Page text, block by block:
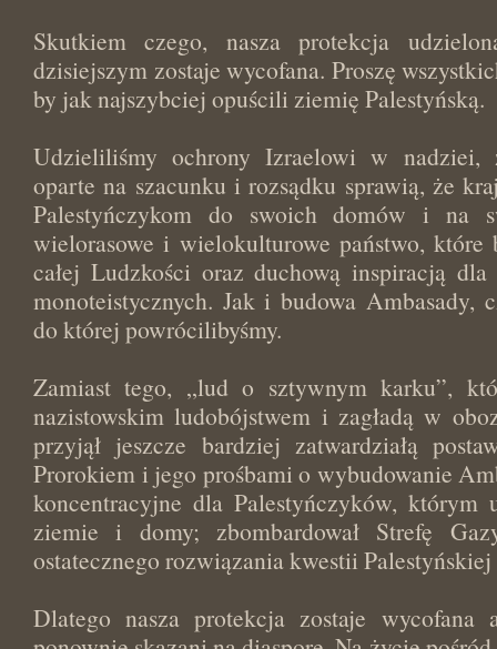
Skutkiem czego, nasza protekcja
dzisiejszym zostaje wycofana. Proszę
by jak najszybciej opuścili ziemię Palestyńską.
Udzieliliśmy ochrony Izraelowi w nadziei,
oparte na szacunku i rozsądku sprawią, że
Palestyńczykom do swoich domów i na
wielorasowe i wielokulturowe państwo, które
całej Ludzkości oraz duchową inspiracją
monoteistycznych. Jak i budowa Ambasady,
do której powrócilibyśmy.
Zamiast tego, „lud o sztywnym karku”,
nazistowskim ludobójstwem i zagładą w
przyjął jeszcze bardziej zatwardziałą
Prorokiem i jego prośbami o wybudowanie
koncentracyjne dla Palestyńczyków, którym
ziemie i domy; zbombardował Strefę
ostatecznego rozwiązania kwestii
Dlatego nasza protekcja zostaje